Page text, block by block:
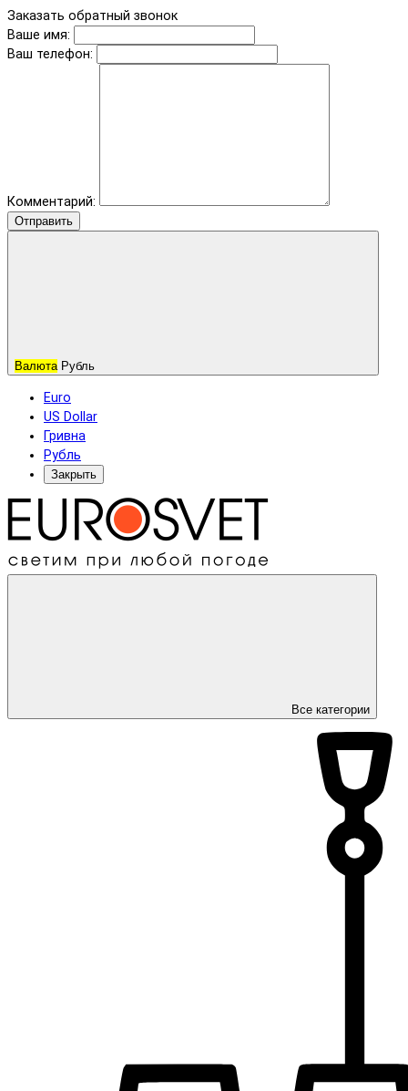
Заказать обратный звонок
Ваше имя:
Ваш телефон:
Комментарий:
Отправить
Валюта Рубль
Euro
US Dollar
Гривна
Рубль
Закрыть
Все категории